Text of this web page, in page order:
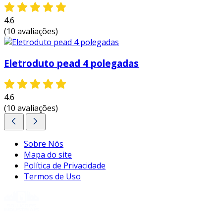
a combinação dessas vantagens faz com que os
tubos de polietileno sejam uma escolha
popular em diversos projetos, otimizando
tanto o desempenho quanto a
sustentabilidade.
entre em contato e solicite um orçamento
personalizado!
4.6
(10 avaliações)
Eletroduto pead 4 polegadas
4.6
(10 avaliações)
Sobre Nós
Mapa do site
Política de Privacidade
Termos de Uso